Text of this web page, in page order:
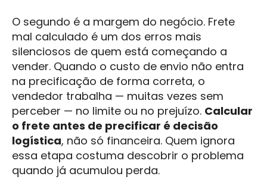
O segundo é a margem do negócio. Frete
mal calculado é um dos erros mais
silenciosos de quem está começando a
vender. Quando o custo de envio não entra
na precificação de forma correta, o
vendedor trabalha — muitas vezes sem
perceber — no limite ou no prejuízo. Calcular
o frete antes de precificar é decisão
logística, não só financeira. Quem ignora
essa etapa costuma descobrir o problema
quando já acumulou perda.